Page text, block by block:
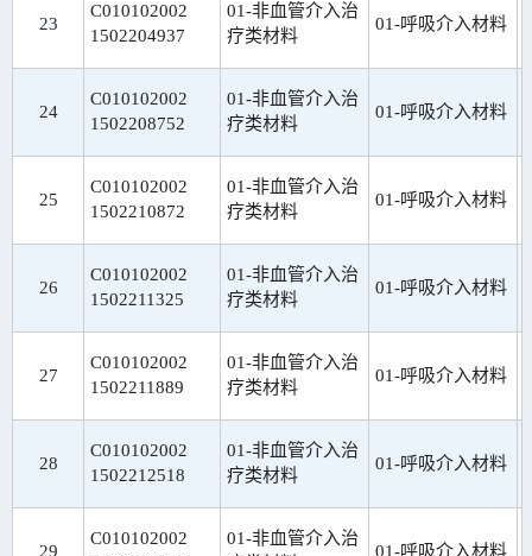
23
C010102002
1502204937
01-非血管介入治
疗类材料
01-呼吸介入材料
24
C010102002
1502208752
01-非血管介入治
疗类材料
01-呼吸介入材料
25
C010102002
1502210872
01-非血管介入治
疗类材料
01-呼吸介入材料
26
C010102002
1502211325
01-非血管介入治
疗类材料
01-呼吸介入材料
27
C010102002
1502211889
01-非血管介入治
疗类材料
01-呼吸介入材料
28
C010102002
1502212518
01-非血管介入治
疗类材料
01-呼吸介入材料
29
C010102002
01-非血管介入治
01-呼吸介入材料